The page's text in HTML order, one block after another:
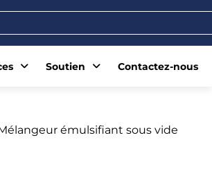
Soutien Contactez-nous
émulsifiant sous vide